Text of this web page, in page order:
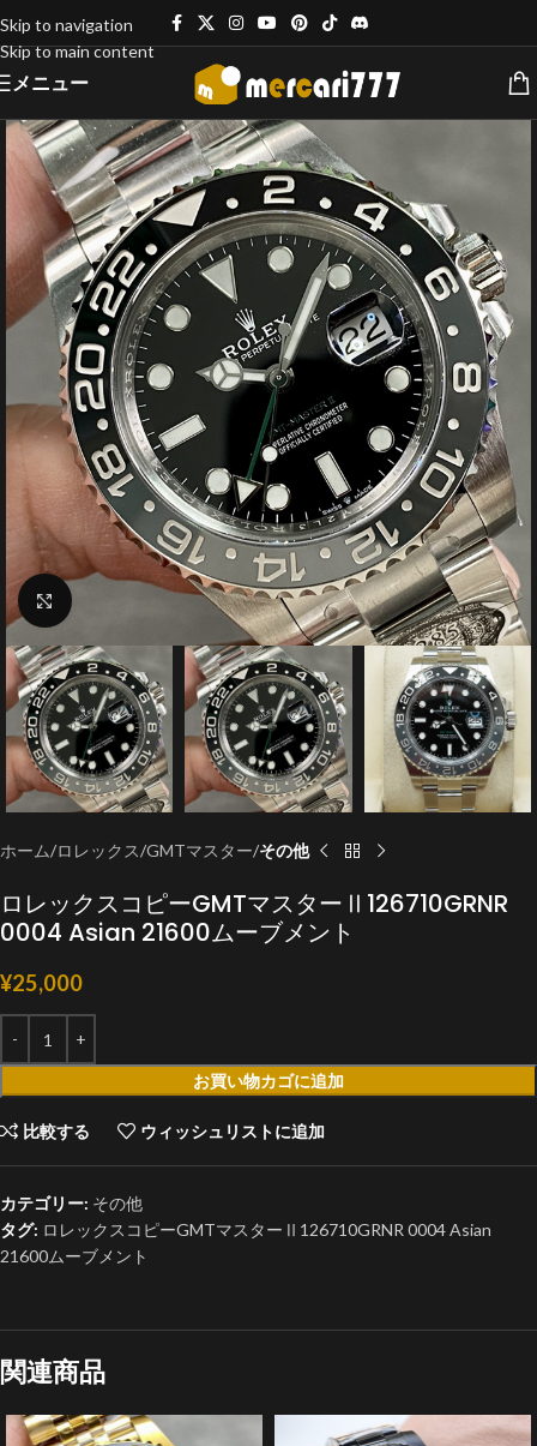
Skip to navigation
Skip to main content
メニュー
クリックで拡大
ホーム ロレックス GMTマスター その他
ロレックスコピーGMTマスターⅡ126710GRNR
0004 Asian 21600ムーブメント
¥25,000
お買い物カゴに追加
比較する ウィッシュリストに追加
カテゴリー: その他
タグ: ロレックスコピーGMTマスターⅡ126710GRNR 0004 Asian
21600ムーブメント
関連商品